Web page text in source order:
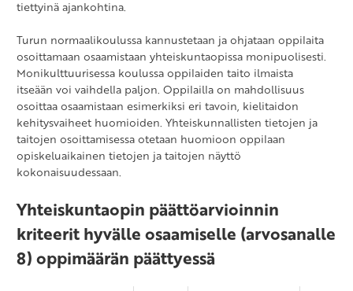
tiettyinä ajankohtina.
Turun normaalikoulussa kannustetaan ja ohjataan oppilaita
osoittamaan osaamistaan yhteiskuntaopissa monipuolisesti.
Monikulttuurisessa koulussa oppilaiden taito ilmaista
itseään voi vaihdella paljon. Oppilailla on mahdollisuus
osoittaa osaamistaan esimerkiksi eri tavoin, kielitaidon
kehitysvaiheet huomioiden. Yhteiskunnallisten tietojen ja
taitojen osoittamisessa otetaan huomioon oppilaan
opiskeluaikainen tietojen ja taitojen näyttö
kokonaisuudessaan.
Yhteiskuntaopin päättöarvioinnin
kriteerit hyvälle osaamiselle (arvosanalle
8) oppimäärän päättyessä